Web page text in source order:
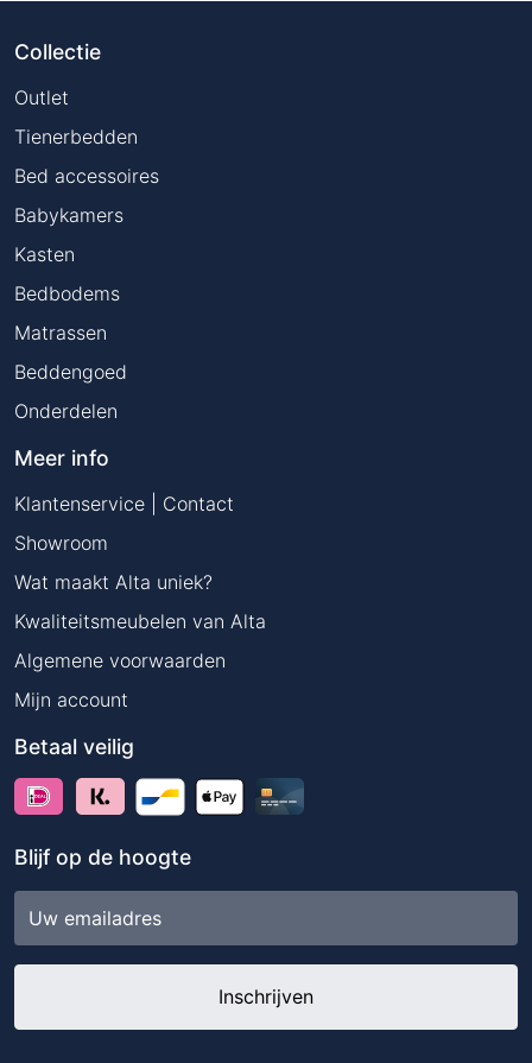
Collectie
Outlet
Tienerbedden
Bed accessoires
Babykamers
Kasten
Bedbodems
Matrassen
Beddengoed
Onderdelen
Meer info
Klantenservice | Contact
Showroom
Wat maakt Alta uniek?
Kwaliteitsmeubelen van Alta
Algemene voorwaarden
Mijn account
Betaal veilig
Blijf op de hoogte
mailadres